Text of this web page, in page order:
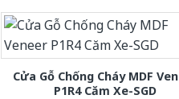
Cửa Gỗ Chống Cháy MDF
P1R4 Căm Xe-SGD